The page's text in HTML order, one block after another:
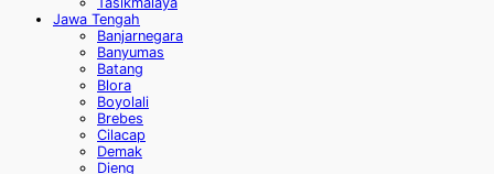
Jawa Tengah
Banjarnegara
Banyumas
Batang
Blora
Boyolali
Brebes
Cilacap
Demak
Dieng